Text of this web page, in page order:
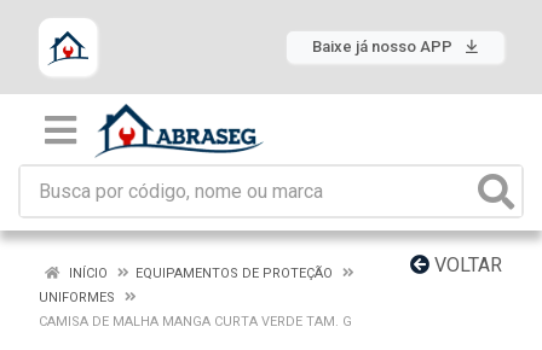
Baixe já nosso APP
VOLTAR
INÍCIO
EQUIPAMENTOS DE PROTEÇÃO
UNIFORMES
CAMISA DE MALHA MANGA CURTA VERDE TAM. G